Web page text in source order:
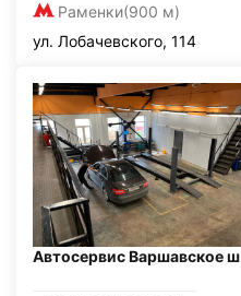
Раменки(900 м)
ул. Лобачевского, 114
Автосервис Варшавское ш